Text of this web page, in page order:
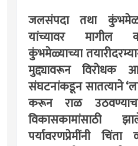
जलसंपदा तथा
यांच्यावर मागील
कुंभमेळ्याच्या
मुद्द्यावरून विरोधक
संघटनांकडून सातत्याने
करून राळ
विकासकामांसाठी
पर्यावरणप्रेमींनी